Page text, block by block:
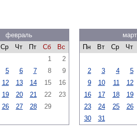
февраль
Ср Чт Пт Сб
Вс
1
2
5 6 7 8
9
12 13 14 15
16
19 20 21 22
23
26 27 28 29
март
Пн
Вт Ср Чт
2
3 4 5
9
10 11 12
16
17 18 19
23
24 25 26
30
31